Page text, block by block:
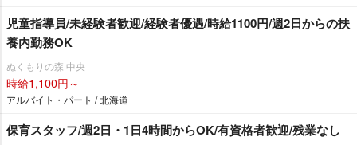
児童指導員/未経験者歓迎/経験者優遇/時給1100円/週2日からの扶
養内勤務OK
ぬくもりの森 中央
時給1,100円～
アルバイト・パート / 北海道
保育スタッフ/週2日・1日4時間からOK/有資格者歓迎/残業なし